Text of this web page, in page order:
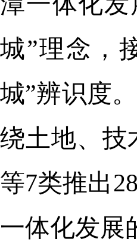
城”理念，
城”辨识度
绕土地、技
等7类推出
一体化发展